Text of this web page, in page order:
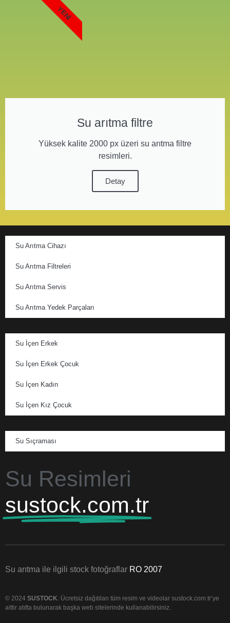
Su arıtma filtre
Yüksek kalite 2000 px üzeri su arıtma filtre
resimleri.
Detay
YENI
Su Arıtma Cihazı
Su Arıtma Filtreleri
Su Arıtma Servis
Su Arıtma Yedek Parçaları
Su İçen Erkek
Su İçen Erkek Çocuk
Su İçen Kadın
Su İçen Kız Çocuk
Su Sıçraması
Su Resimleri
sustock.com.tr
Su arıtma ile ilgili stock fotoğraflar RO 2007
© 2024 SUSTOCK . Ücretsiz dağıtılan tüm resim ve videolar sustock.com.tr’ye
aittir atıfta bulunarak başka web sitelerinde kullanabilirsiniz.